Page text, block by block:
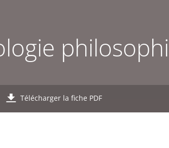
Télécharger la fiche PDF